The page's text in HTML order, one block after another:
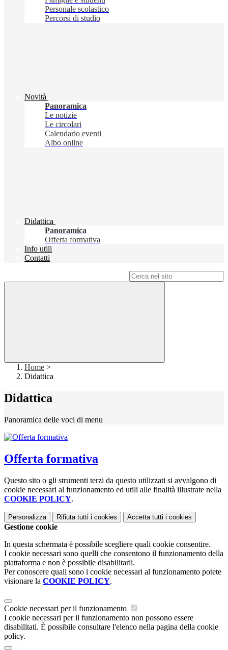
Personale scolastico
Percorsi di studio
Novità
Panoramica
Le notizie
Le circolari
Calendario eventi
Albo online
Didattica
Panoramica
Offerta formativa
Info utili
Contatti
Home >
Didattica
Didattica
Panoramica delle voci di menu
Offerta formativa
Questo sito o gli strumenti terzi da questo utilizzati si avvalgono di
cookie necessari al funzionamento ed utili alle finalità illustrate nella
COOKIE POLICY.
Personalizza Rifiuta tutti i cookies Accetta tutti i cookies
Gestione cookie
In questa schermata è possibile scegliere quali cookie consentire.
I cookie necessari sono quelli che consentono il funzionamento della
piattaforma e non è possibile disabilitarli.
Per conoscere quali sono i cookie necessari al funzionamento potete
visionare la COOKIE POLICY.
Cookie necessari per il funzionamento
I cookie necessari per il funzionamento non possono essere
disabilitati. È possibile consultare l'elenco nella pagina della cookie
policy.